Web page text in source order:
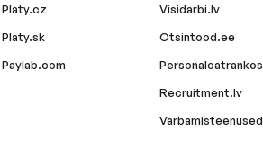
Platy.cz
Platy.sk
Paylab.com
Visidarbi.lv
Otsintood.ee
Recruitment.lv